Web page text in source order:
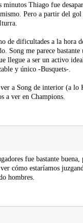
minutos Thiago fue
Pero a partir del
de dificultades a la hora
Song me parece
llegue a ser un activo
y único -Busquets-.
a Song de interior (a lo
a ver en Champions.
fue bastante
cómo estaríamos
hombres.